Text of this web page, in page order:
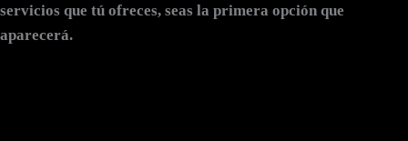
servicios que tú ofreces, seas la primera opción que
aparecerá.